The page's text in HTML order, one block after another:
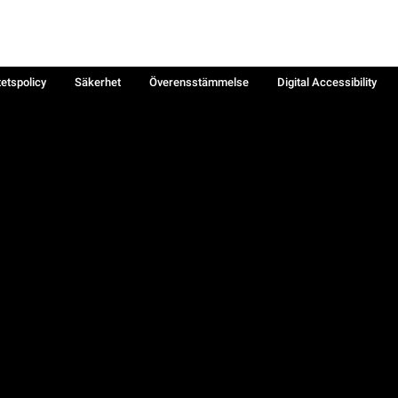
Säkerhet Överensstämmelse
Digital Accessibility